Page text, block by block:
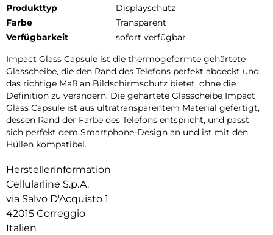
Produkttyp
Displayschutz
Farbe
Transparent
Verfügbarkeit
sofort verfügbar
Impact Glass Capsule ist die thermogeformte gehärtete
Glasscheibe, die den Rand des Telefons perfekt abdeckt und
das richtige Maß an Bildschirmschutz bietet, ohne die
Definition zu verändern. Die gehärtete Glasscheibe Impact
Glass Capsule ist aus ultratransparentem Material gefertigt,
dessen Rand der Farbe des Telefons entspricht, und passt
sich perfekt dem Smartphone-Design an und ist mit den
Hüllen kompatibel.
Herstellerinformation
Cellularline S.p.A.
via Salvo D'Acquisto 1
42015 Correggio
Italien